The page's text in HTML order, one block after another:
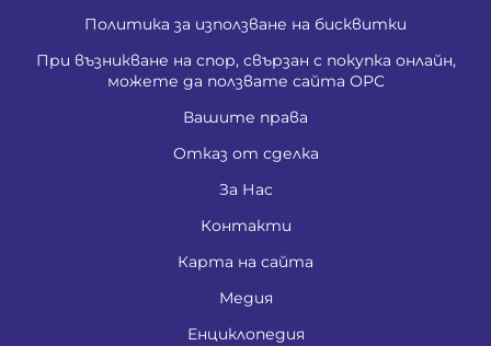
Политика за използване на бисквитки
При възникване на спор, свързан с покупка онлайн,
можете да ползвате сайта ОРС
Вашите права
Отказ от сделка
За Нас
Контакти
Карта на сайта
Медия
Енциклопедия